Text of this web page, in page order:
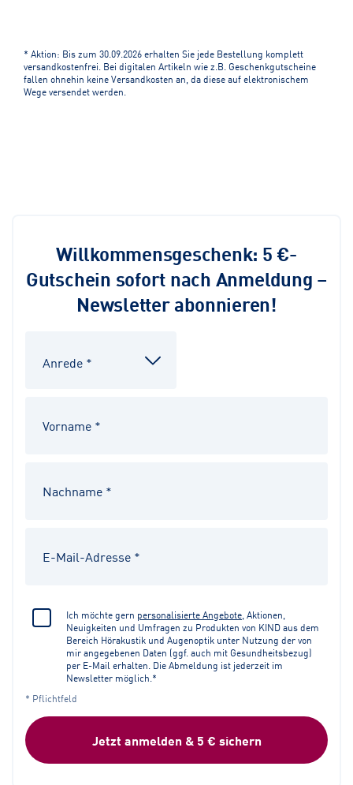
* Aktion: Bis zum 30.09.2026 erhalten Sie jede Bestellung komplett
versandkostenfrei. Bei digitalen Artikeln wie z.B. Geschenkgutscheine
fallen ohnehin keine Versandkosten an, da diese auf elektronischem
Wege versendet werden.
Willkommensgeschenk: 5 €-
Gutschein sofort nach Anmeldung –
Newsletter abonnieren!
Ich möchte gern personalisierte Angebote, Aktionen,
Neuigkeiten und Umfragen zu Produkten von KIND aus dem
Bereich Hörakustik und Augenoptik unter Nutzung der von
mir angegebenen Daten (ggf. auch mit Gesundheitsbezug)
per E-Mail erhalten. Die Abmeldung ist jederzeit im
Newsletter möglich.*
* Pflichtfeld
Jetzt anmelden & 5 € sichern